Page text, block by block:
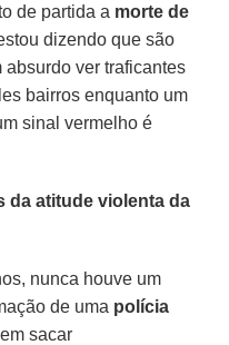
de partida a morte de
dizendo que são
absurdo ver traficantes
bairros enquanto um
sinal vermelho é
da atitude violenta da
nunca houve um
de uma polícia
sacar